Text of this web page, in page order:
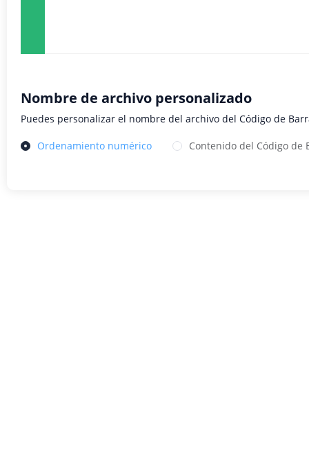
Nombre de archivo personalizado
Puedes personalizar el nombre del archivo del Código de
Ordenamiento numérico Contenido del Código de